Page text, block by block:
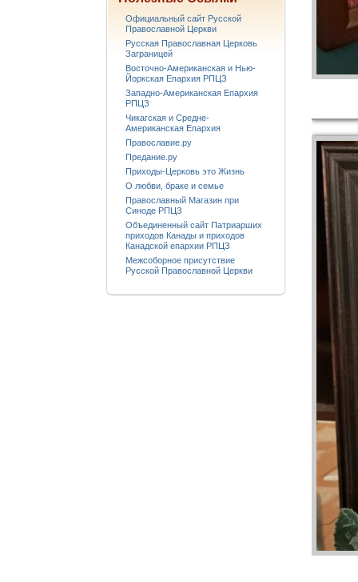
Официальный сайт Русской
Православной Церкви
Русская Православная Церковь
Заграницей
Восточно-Американская и Нью-
Йоркская Епархия РПЦЗ
Западно-Американская Епархия
РПЦЗ
Чикагская и Средне-
Американская Епархия
Православие.ру
Предание.ру
Приходы-Церковь это Жизнь
О любви, браке и семье
Православный Магазин при
Синоде РПЦЗ
Объединенный сайт Патриарших
приходов Канады и приходов
Канадской епархии РПЦЗ
Межсоборное присутствие
Русской Православной Церкви